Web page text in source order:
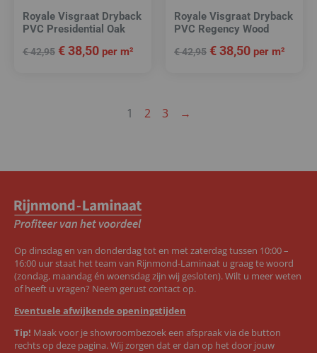
Royale Visgraat Dryback
PVC Presidential Oak
€42,95 €38,50 per m²
Royale Visgraat Dryback
PVC Regency Wood
€42,95 €38,50 per m²
1 2 3 →
Op dinsdag en van donderdag tot en met zaterdag tussen 10:00 –
16:00 uur staat het team van Rijnmond-Laminaat u graag te woord
(zondag, maandag én woensdag zijn wij gesloten). Wilt u meer weten
of heeft u vragen? Neem gerust contact op.
Eventuele afwijkende openingstijden
Tip! Maak voor je showroombezoek een afspraak via de button
rechts op deze pagina. Wij zorgen dat er dan op het door jouw